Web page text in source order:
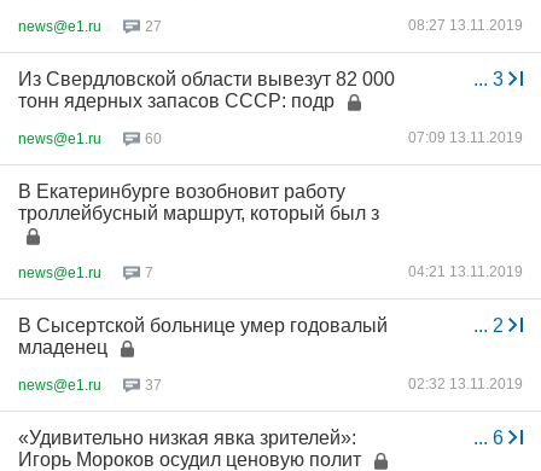
news@e1.ru 27 08:27 13.11.2019
... 3
Из Свердловской области вывезут 82 000
тонн ядерных запасов СССР: подр
news@e1.ru 60 07:09 13.11.2019
В Екатеринбурге возобновит работу
троллейбусный маршрут, который был з
news@e1.ru 7 04:21 13.11.2019
... 2
В Сысертской больнице умер годовалый
младенец
news@e1.ru 37 02:32 13.11.2019
... 6
«Удивительно низкая явка зрителей»:
Игорь Мороков осудил ценовую полит